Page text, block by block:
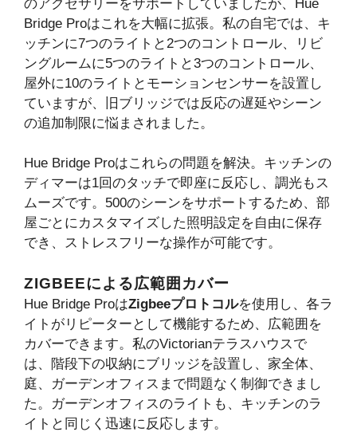
のアクセサリーをサポートしていましたが、Hue
Bridge Proはこれを大幅に拡張。私の自宅では、キ
ッチンに7つのライトと2つのコントロール、リビ
ングルームに5つのライトと3つのコントロール、
屋外に10のライトとモーションセンサーを設置し
ていますが、旧ブリッジでは反応の遅延やシーン
の追加制限に悩まされました。
Hue Bridge Proはこれらの問題を解決。キッチンの
ディマーは1回のタッチで即座に反応し、調光もス
ムーズです。500のシーンをサポートするため、部
屋ごとにカスタマイズした照明設定を自由に保存
でき、ストレスフリーな操作が可能です。
ZIGBEEによる広範囲カバー
Hue Bridge ProはZigbeeプロトコルを使用し、各ラ
イトがリピーターとして機能するため、広範囲を
カバーできます。私のVictorianテラスハウスで
は、階段下の収納にブリッジを設置し、家全体、
庭、ガーデンオフィスまで問題なく制御できまし
た。ガーデンオフィスのライトも、キッチンのラ
イトと同じく迅速に反応します。